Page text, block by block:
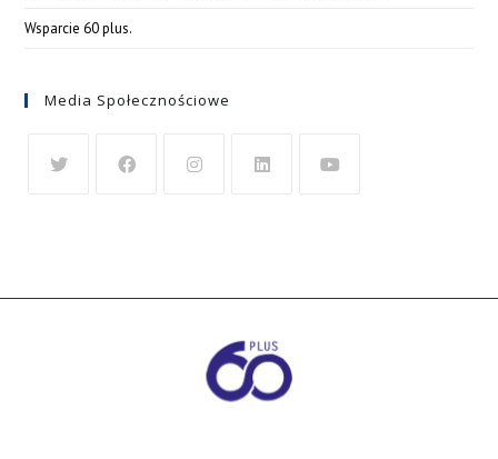
Wsparcie 60 plus.
Media Społecznościowe